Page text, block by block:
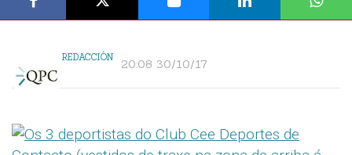
REDACCIÓN 20:08 30/10/17